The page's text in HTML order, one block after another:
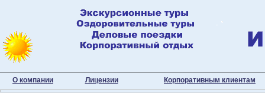
О компании Лицензии Корпоративным клиентам